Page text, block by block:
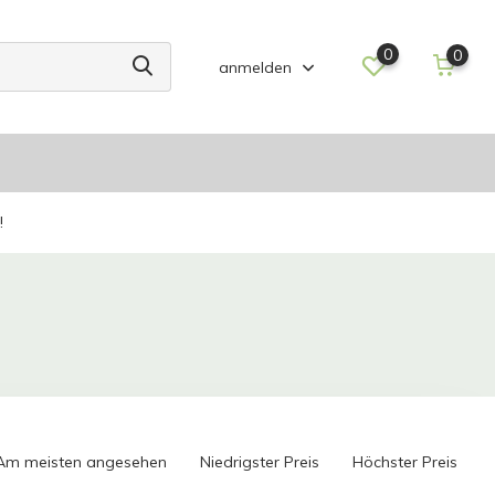
anmelden
0 0
meisten angesehen Niedrigster Preis Höchster Preis